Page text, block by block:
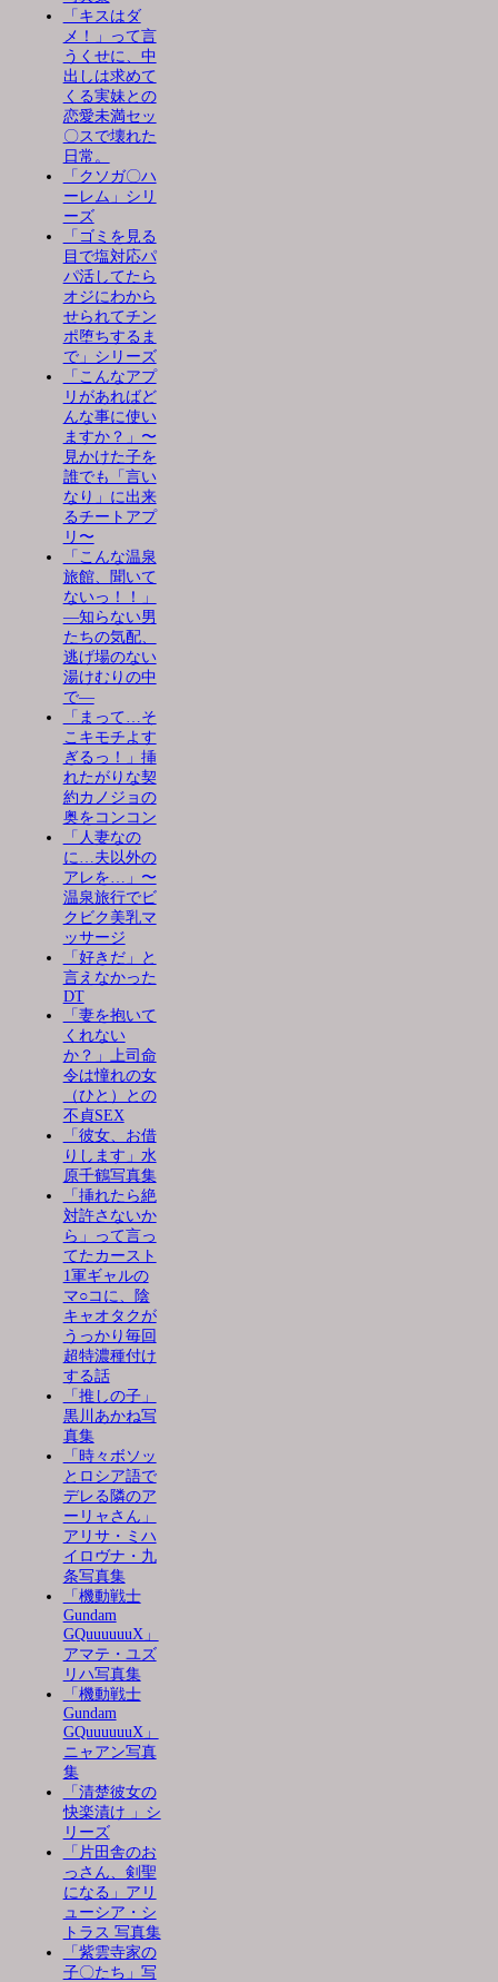
「キスはダ
メ！」って言
うくせに、中
出しは求めて
くる実妹との
恋愛未満セッ
〇スで壊れた
日常。
「クソガ〇ハ
ーレム」シリ
ーズ
「ゴミを見る
目で塩対応パ
パ活してたら
オジにわから
せられてチン
ポ堕ちするま
で」シリーズ
「こんなアプ
リがあればど
んな事に使い
ますか？」〜
見かけた子を
誰でも「言い
なり」に出来
るチートアプ
リ〜
「こんな温泉
旅館、聞いて
ないっ！！」
―知らない男
たちの気配、
逃げ場のない
湯けむりの中
で―
「まって…そ
こキモチよす
ぎるっ！」挿
れたがりな契
約カノジョの
奥をコンコン
「人妻なの
に…夫以外の
アレを…」〜
温泉旅行でビ
クビク美乳マ
ッサージ
「好きだ」と
言えなかった
DT
「妻を抱いて
くれない
か？」上司命
令は憧れの女
（ひと）との
不貞SEX
「彼女、お借
りします」水
原千鶴写真集
「挿れたら絶
対許さないか
ら」って言っ
てたカースト
1軍ギャルの
マ○コに、陰
キャオタクが
うっかり毎回
超特濃種付け
する話
「推しの子」
黒川あかね写
真集
「時々ボソッ
とロシア語で
デレる隣のア
ーリャさん」
アリサ・ミハ
イロヴナ・九
条写真集
「機動戦士
Gundam
GQuuuuuuX」
アマテ・ユズ
リハ写真集
「機動戦士
Gundam
GQuuuuuuX」
ニャアン写真
集
「清楚彼女の
快楽漬け 」シ
リーズ
「片田舎のお
っさん、剣聖
になる」アリ
ューシア・シ
トラス 写真集
「紫雲寺家の
子〇たち」写